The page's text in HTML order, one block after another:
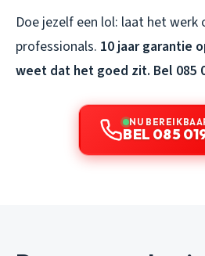
Doe jezelf een lol: laat het werk
professionals. 10 jaar garantie
weet dat het goed zit. Bel 085
NU
BEL 085